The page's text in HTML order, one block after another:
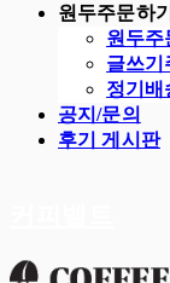
원두주문하기
원두주
글쓰기
정기배
공지/문의
후기 게시판